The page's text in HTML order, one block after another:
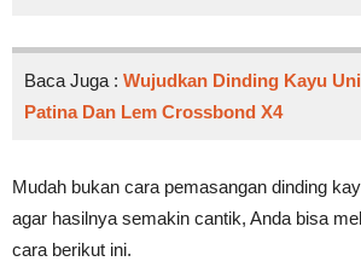
Baca Juga : Wujudkan Dinding Kayu
Patina Dan Lem Crossbond X4
Mudah bukan cara pemasangan dinding
agar hasilnya semakin cantik, Anda bisa
cara berikut ini.